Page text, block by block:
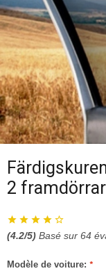
2
(4.2/5) Basé sur 64
Modèle de voiture: *